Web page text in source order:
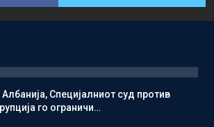
Специјалниот суд против
го ограничи…